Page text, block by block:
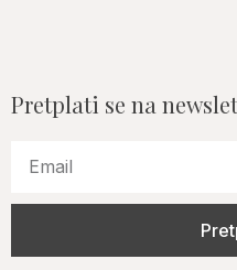
Pretplati se na